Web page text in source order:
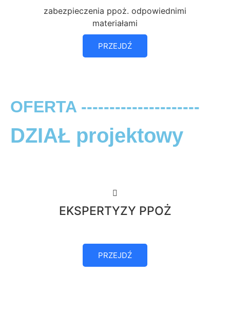
zabezpieczenia ppoż. odpowiednimi
materiałami
PRZEJDŹ
OFERTA ---------------------
DZIAŁ projektowy
EKSPERTYZY PPOŻ
PRZEJDŹ